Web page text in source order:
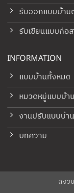
รับออกแบบบ้าน
รับเขียนแบบก่อ
INFORMATION
แบบบ้านทั้งหมด
หมวดหมู่แบบบ้า
งานปรับแบบบ้าน
บทความ
สงว